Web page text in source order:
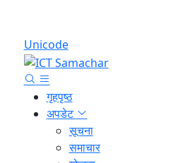
Unicode
गृहपृष्ठ
अपडेट
सूचना
समाचार